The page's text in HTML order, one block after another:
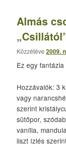
tartalomra
tartalomra
Almás
Közzétéve2009.
Ez egy
Hozzávalók: 3
vagy
szerint
sütőpor,
vanília,
liszt ízlés